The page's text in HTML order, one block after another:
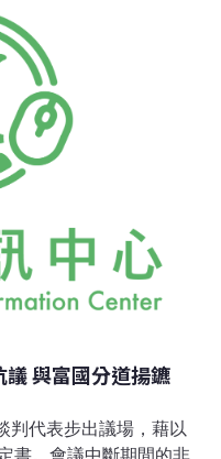
關於溫室氣體排放可以
會是哥本哈根會議的重
中國、印度等，雖仍不
發國家如歐盟等，則是
讓開發中國家著手減
意測量、已開發國就會
前歐盟已承諾在2012年
日本昨也同樣提出100
與富國分道揚鑣
判代表步出議場，藉以
書。會議中斷期間的非